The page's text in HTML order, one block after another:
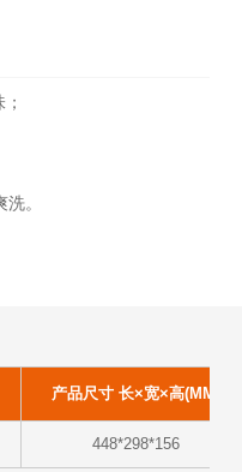
。
产品尺寸 长×宽×高(MM)
448*298*156